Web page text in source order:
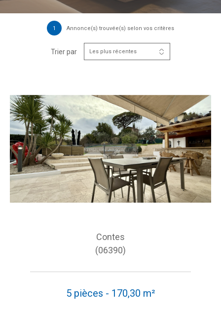
1 Annonce(s) trouvée(s) selon vos critères
Trier par Les plus récentes
Contes
(06390)
5 pièces - 170,30 m²